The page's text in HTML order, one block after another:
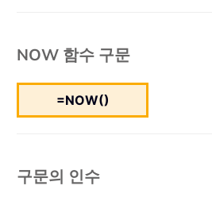
NOW 함수 구문
=NOW()
구문의 인수